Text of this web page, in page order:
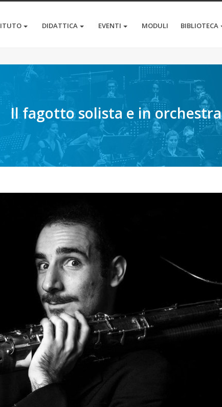
DIDATTICA EVENTI MODULI BIBLIOTECA
Il fagotto solista e in orchestra